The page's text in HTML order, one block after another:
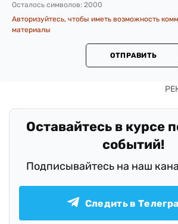
Осталось символов: 2000
Авторизуйтесь, чтобы иметь возможность
материалы
ОТПРАВИТЬ
Оставайтесь в курсе
событий!
Подписывайтесь на наш
Следить в